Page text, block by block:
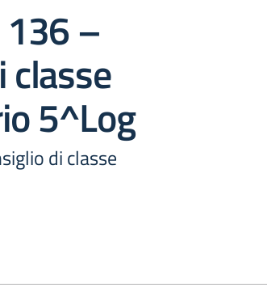
136 –
classe
5^Log
di classe